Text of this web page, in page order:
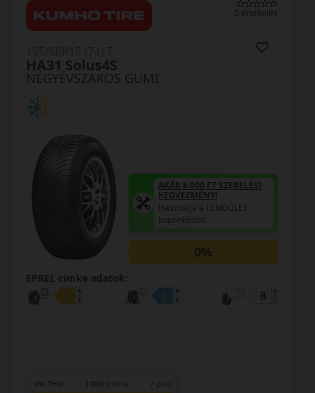
0 értékelés
NÉGYÉVSZAKOS GUMI
AS210
AKÁR 8.000 FT SZERELÉSI
KEDVEZMÉNY!
Használja a LENDÜLET
kuponkódot!
0%
EPREL cimke adatok:
0% THM 100% online 7 perc